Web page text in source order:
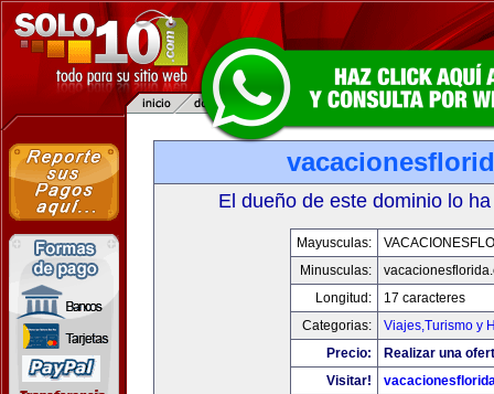
El dueño de este dominio lo
Mayusculas:
Minusculas:
Longitud:
17 caracteres
Categorias:
Viajes,Turismo y
Precio:
Realizar una
Visitar!